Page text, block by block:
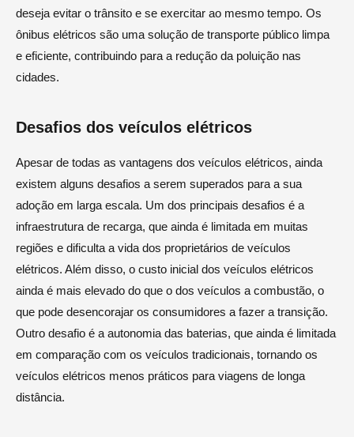
deseja evitar o trânsito e se exercitar ao mesmo tempo. Os
ônibus elétricos são uma solução de transporte público limpa
e eficiente, contribuindo para a redução da poluição nas
cidades.
Desafios dos veículos elétricos
Apesar de todas as vantagens dos veículos elétricos, ainda
existem alguns desafios a serem superados para a sua
adoção em larga escala. Um dos principais desafios é a
infraestrutura de recarga, que ainda é limitada em muitas
regiões e dificulta a vida dos proprietários de veículos
elétricos. Além disso, o custo inicial dos veículos elétricos
ainda é mais elevado do que o dos veículos a combustão, o
que pode desencorajar os consumidores a fazer a transição.
Outro desafio é a autonomia das baterias, que ainda é limitada
em comparação com os veículos tradicionais, tornando os
veículos elétricos menos práticos para viagens de longa
distância.